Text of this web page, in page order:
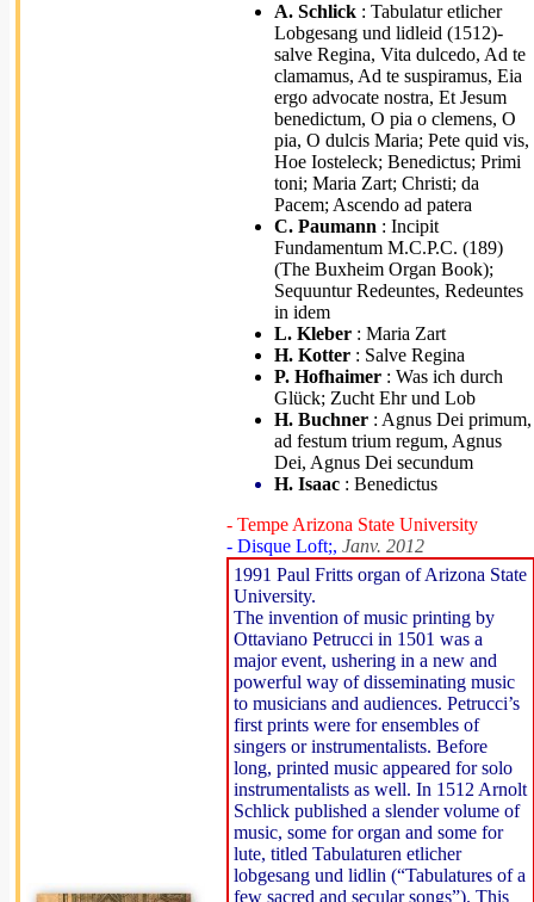
A. Schlick : Tabulatur etlicher
Lobgesang und lidleid (1512)-
salve Regina, Vita dulcedo, Ad te
clamamus, Ad te suspiramus, Eia
ergo advocate nostra, Et Jesum
benedictum, O pia o clemens, O
pia, O dulcis Maria; Pete quid vis,
Hoe Iosteleck; Benedictus; Primi
toni; Maria Zart; Christi; da
Pacem; Ascendo ad patera
C. Paumann : Incipit
Fundamentum M.C.P.C. (189)
(The Buxheim Organ Book);
Sequuntur Redeuntes, Redeuntes
in idem
L. Kleber : Maria Zart
H. Kotter : Salve Regina
P. Hofhaimer : Was ich durch
Glück; Zucht Ehr und Lob
H. Buchner : Agnus Dei primum,
ad festum trium regum, Agnus
Dei, Agnus Dei secundum
H. Isaac : Benedictus
- Tempe Arizona State University
- Disque Loft;, Janv. 2012
1991 Paul Fritts organ of Arizona State
University.
The invention of music printing by
Ottaviano Petrucci in 1501 was a
major event, ushering in a new and
powerful way of disseminating music
to musicians and audiences. Petrucci’s
first prints were for ensembles of
singers or instrumentalists. Before
long, printed music appeared for solo
instrumentalists as well. In 1512 Arnolt
Schlick published a slender volume of
music, some for organ and some for
lute, titled Tabulaturen etlicher
lobgesang und lidlin (“Tabulatures of a
few sacred and secular songs”). This